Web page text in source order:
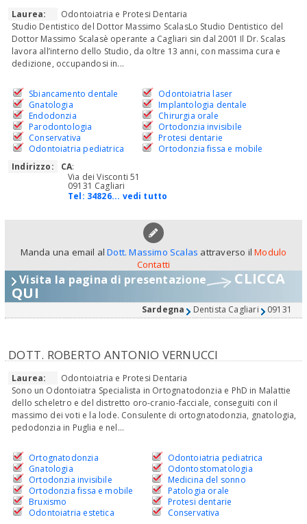
Laurea:
Odontoiatria e Protesi Dentaria
Studio Dentistico del Dottor Massimo ScalasLo Studio Dentistico del
Dottor Massimo Scalasè operante a Cagliari sin dal 2001 Il Dr. Scalas
lavora all’interno dello Studio, da oltre 13 anni, con massima cura e
dedizione, occupandosi in...
Sbiancamento dentale
Gnatologia
Endodonzia
Parodontologia
Conservativa
Odontoiatria pediatrica
Odontoiatria laser
Implantologia dentale
Chirurgia orale
Ortodonzia invisibile
Protesi dentarie
Ortodonzia fissa e mobile
Indirizzo:
CA:
Via dei Visconti 51
09131 Cagliari
Tel: 34826... vedi tutto
Manda una email alDott. Massimo Scalas attraverso ilModulo
Contatti
Visita la pagina di presentazione CLICCA
QUI
Sardegna Dentista Cagliari 09131
DOTT. ROBERTO ANTONIO VERNUCCI
Laurea:
Odontoiatria e Protesi Dentaria
Sono un Odontoiatra Specialista in Ortognatodonzia e PhD in Malattie
dello scheletro e del distretto oro-cranio-facciale, conseguiti con il
massimo dei voti e la lode. Consulente di ortognatodonzia, gnatologia,
pedodonzia in Puglia e nel...
Ortognatodonzia
Gnatologia
Ortodonzia invisibile
Ortodonzia fissa e mobile
Bruxismo
Odontoiatria estetica
Odontoiatria pediatrica
Odontostomatologia
Medicina del sonno
Patologia orale
Protesi dentarie
Conservativa